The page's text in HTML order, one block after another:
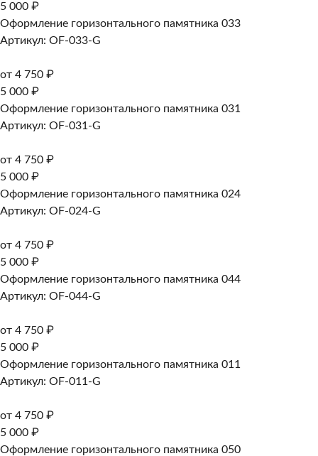
5 000 ₽
Оформление горизонтального памятника 033
Артикул: OF-033-G
от 4 750 ₽
5 000 ₽
Оформление горизонтального памятника 031
Артикул: OF-031-G
от 4 750 ₽
5 000 ₽
Оформление горизонтального памятника 024
Артикул: OF-024-G
от 4 750 ₽
5 000 ₽
Оформление горизонтального памятника 044
Артикул: OF-044-G
от 4 750 ₽
5 000 ₽
Оформление горизонтального памятника 011
Артикул: OF-011-G
от 4 750 ₽
5 000 ₽
Оформление горизонтального памятника 050